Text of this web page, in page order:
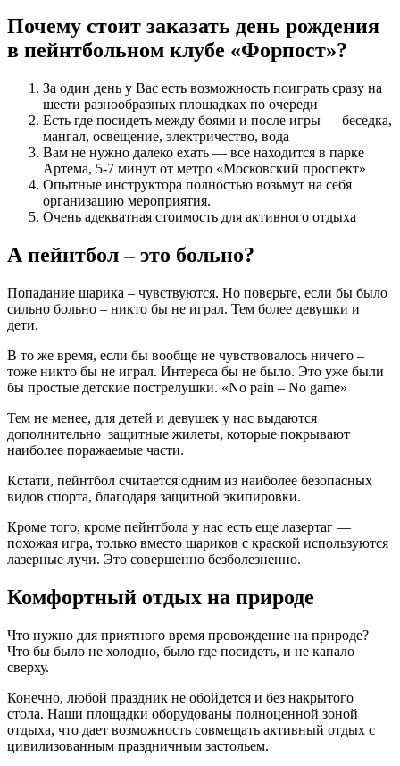
Почему стоит заказать день рождения
в пейнтбольном клубе «Форпост»?
За один день у Вас есть возможность поиграть сразу на
шести разнообразных площадках по очереди
Есть где посидеть между боями и после игры — беседка,
мангал, освещение, электричество, вода
Вам не нужно далеко ехать — все находится в парке
Артема, 5-7 минут от метро «Московский проспект»
Опытные инструктора полностью возьмут на себя
организацию мероприятия.
Очень адекватная стоимость для активного отдыха
А пейнтбол – это больно?
Попадание шарика – чувствуются. Но поверьте, если бы было
сильно больно – никто бы не играл. Тем более девушки и
дети.
В то же время, если бы вообще не чувствовалось ничего –
тоже никто бы не играл. Интереса бы не было. Это уже были
бы простые детские пострелушки. «No pain – No game»
Тем не менее, для детей и девушек у нас выдаются
дополнительно защитные жилеты, которые покрывают
наиболее поражаемые части.
Кстати, пейнтбол считается одним из наиболее безопасных
видов спорта, благодаря защитной экипировки.
Кроме того, кроме пейнтбола у нас есть еще лазертаг —
похожая игра, только вместо шариков с краской используются
лазерные лучи. Это совершенно безболезненно.
Комфортный отдых на природе
Что нужно для приятного время провождение на природе?
Что бы было не холодно, было где посидеть, и не капало
сверху.
Конечно, любой праздник не обойдется и без накрытого
стола. Наши площадки оборудованы полноценной зоной
отдыха, что дает возможность совмещать активный отдых с
цивилизованным праздничным застольем.